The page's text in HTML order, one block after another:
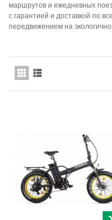
маршрутов и ежедневных
с гарантией и доставкой по
передвижением на